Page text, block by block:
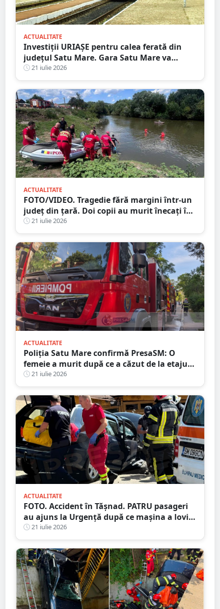
ACTUALITATE
Investiții URIAȘE pentru calea ferată din
județul Satu Mare. Gara Satu Mare va
beneficia de sisteme moderne de
semnalizare
21 iulie 2026
ACTUALITATE
FOTO/VIDEO. Tragedie fără margini într-un
județ din țară. Doi copii au murit înecați în
râu21 iulie 2026
ACTUALITATE
Poliția Satu Mare confirmă PresaSM: O
femeie a murit după ce a căzut de la etajul
al IV-lea al unui bloc
21 iulie 2026
ACTUALITATE
FOTO. Accident în Tășnad. PATRU pasageri
au ajuns la Urgență după ce mașina a lovit
un cap de pod
21 iulie 2026